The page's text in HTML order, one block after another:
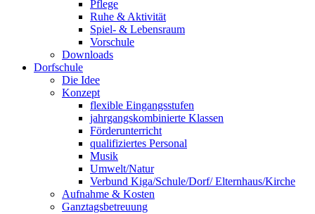
Pflege
Ruhe & Aktivität
Spiel- & Lebensraum
Vorschule
Downloads
Dorfschule
Die Idee
Konzept
flexible Eingangsstufen
jahrgangskombinierte Klassen
Förderunterricht
qualifiziertes Personal
Musik
Umwelt/Natur
Verbund Kiga/Schule/Dorf/ Elternhaus/Kirche
Aufnahme & Kosten
Ganztagsbetreuung